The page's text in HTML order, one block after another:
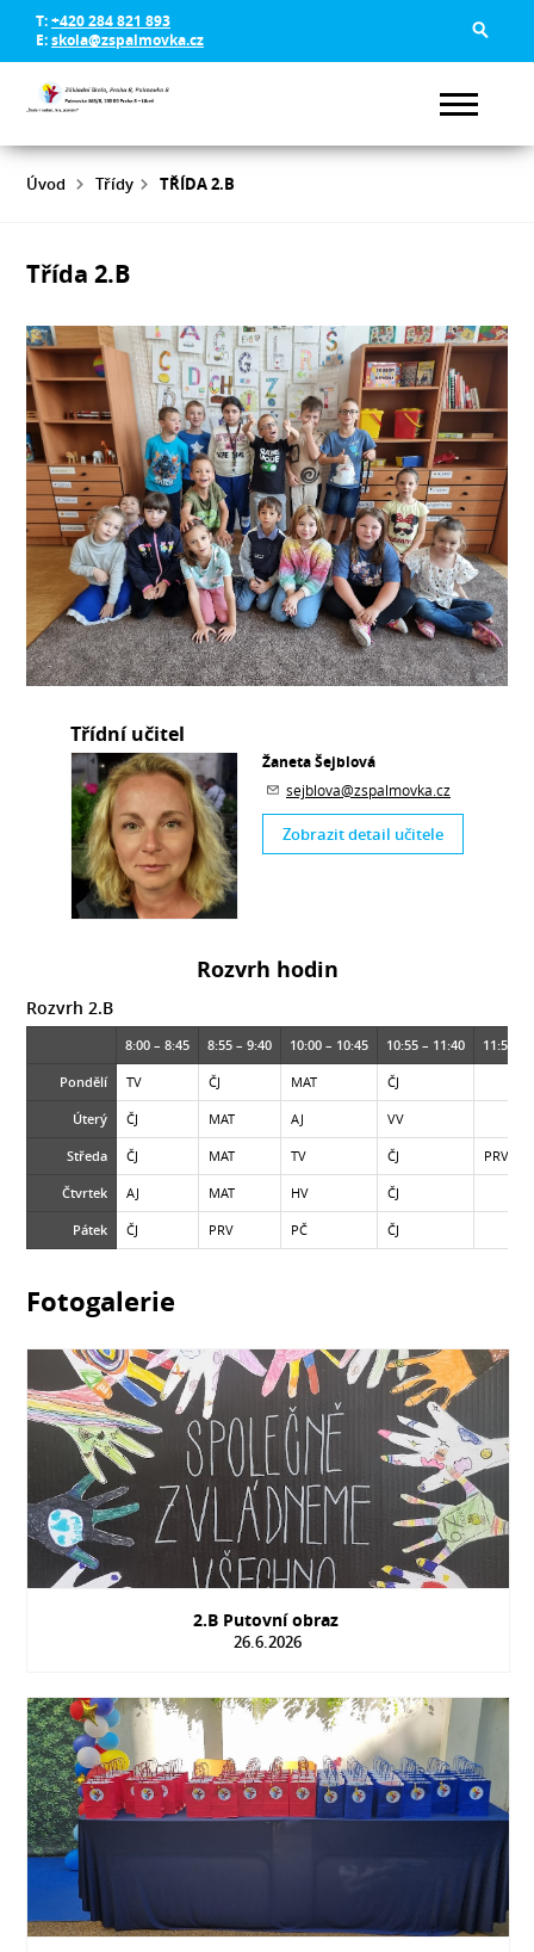
T:+420 284 821 893
E:skola@zspalmovka.cz
Úvod Třídy TŘÍDA 2.B
Třída 2.B
Třídní učitel
Žaneta Šejblová
sejblova@zspalmovka.cz
Zobrazit detail učitele
Rozvrh hodin
Rozvrh 2.B
8:00 – 8:45 8:55 – 9:40 10:00 – 10:45 10:55 – 11:40 11:50 –
Pondělí TV ČJ MAT ČJ
Úterý ČJ MAT AJ VV
Středa ČJ MAT TV ČJ PRV
Čtvrtek AJ MAT HV ČJ
Pátek ČJ PRV PČ ČJ
Fotogalerie
2.B Putovní obraz
26.6.2026